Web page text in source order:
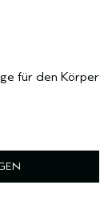
für den Körper